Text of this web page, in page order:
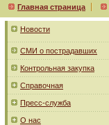
Главная страница
Новости
СМИ о пострадавших
Контрольная закупка
Справочная
Пресс-служба
О нас